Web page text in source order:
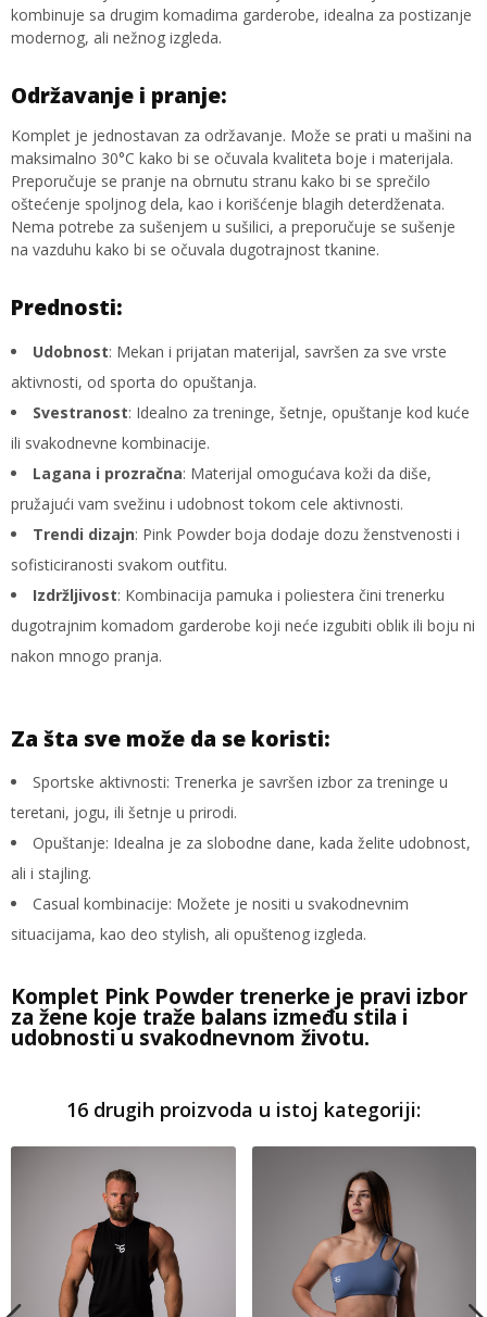
kombinuje sa drugim komadima garderobe, idealna za postizanje
modernog, ali nežnog izgleda.
Održavanje i pranje:
Komplet je jednostavan za održavanje. Može se prati u mašini na
maksimalno 30°C kako bi se očuvala kvaliteta boje i materijala.
Preporučuje se pranje na obrnutu stranu kako bi se sprečilo
oštećenje spoljnog dela, kao i korišćenje blagih deterdženata.
Nema potrebe za sušenjem u sušilici, a preporučuje se sušenje
na vazduhu kako bi se očuvala dugotrajnost tkanine.
Prednosti:
Udobnost: Mekan i prijatan materijal, savršen za sve vrste
aktivnosti, od sporta do opuštanja.
Svestranost: Idealno za treninge, šetnje, opuštanje kod kuće
ili svakodnevne kombinacije.
Lagana i prozračna: Materijal omogućava koži da diše,
pružajući vam svežinu i udobnost tokom cele aktivnosti.
Trendi dizajn: Pink Powder boja dodaje dozu ženstvenosti i
sofisticiranosti svakom outfitu.
Izdržljivost: Kombinacija pamuka i poliestera čini trenerku
dugotrajnim komadom garderobe koji neće izgubiti oblik ili boju ni
nakon mnogo pranja.
Za šta sve može da se koristi:
Sportske aktivnosti: Trenerka je savršen izbor za treninge u
teretani, jogu, ili šetnje u prirodi.
Opuštanje: Idealna je za slobodne dane, kada želite udobnost,
ali i stajling.
Casual kombinacije: Možete je nositi u svakodnevnim
situacijama, kao deo stylish, ali opuštenog izgleda.
Komplet Pink Powder trenerke je pravi izbor
za žene koje traže balans između stila i
udobnosti u svakodnevnom životu.
16 drugih proizvoda u istoj kategoriji: